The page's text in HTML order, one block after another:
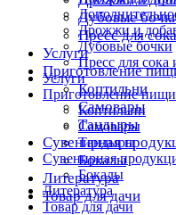
Дубовые
Пресс для
Услуги
Приготовление
Коптильни
Самовары
Тандыры
Сувенирная
Бокалы
Литература
Товар для дачи
Дрожжи и
Дубовые бочки
Пресс для сока
Услуги
Приготовление пищи
Коптильни
Самовары
Тандыры
Сувенирная
Бокалы
Литература
Товар для дачи